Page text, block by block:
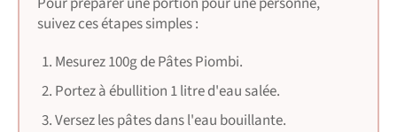
suivez ces étapes simples :
Mesurez 100g de Pâtes Piombi.
Portez à ébullition 1 litre d'eau salée.
Versez les pâtes dans l'eau bouillante.